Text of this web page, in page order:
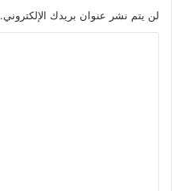
لن يتم نشر عنوان بريدك الإلكتروني.